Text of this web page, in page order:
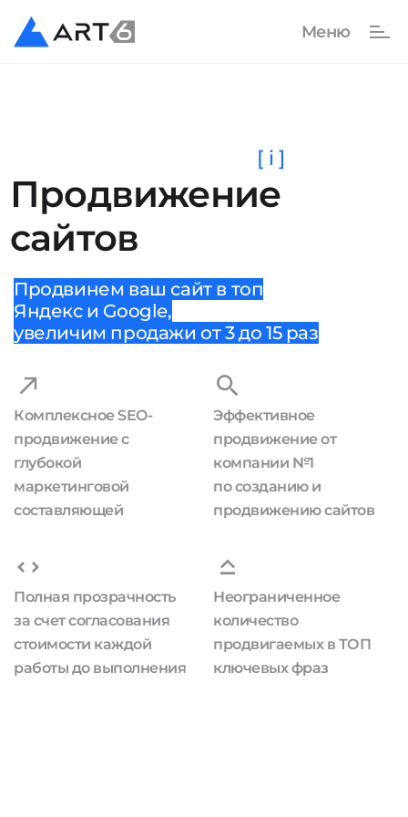
Продвижение
сайтов
[ i ]
Продвинем ваш сайт в топ
Яндекс и Google,
увеличим продажи от 3 до 15 раз
Комплексное SEO-
продвижение с
глубокой
маркетинговой
составляющей
Эффективное
продвижение от
компании №1
по созданию и
продвижению сайтов
Полная прозрачность
за счет согласования
стоимости каждой
работы до выполнения
Неограниченное
количество
продвигаемых в ТОП
ключевых фраз